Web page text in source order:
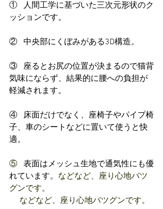
① 人間工学に基づいた三次元形状のク
ッションです。
② 中央部にくぼみがある3D構造。
③ 座るとお尻の位置が決まるので猫背
気味にならず、結果的に腰への負担が
軽減されます。
④ 床面だけでなく、座椅子やパイプ椅
子、車のシートなどに置いて使うと快
適。
⑤ 表面はメッシュ生地で通気性にも優
れています。 などなど、座り心地バツ
グンです。
などなど、座り心地バツグンです。